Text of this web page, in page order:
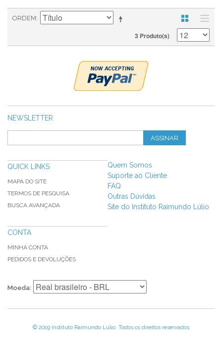
ORDEM
3 Produto(s)
NEWSLETTER
ASSINAR
QUICK LINKS
MAPA DO SITE
TERMOS DE PESQUISA
BUSCA AVANÇADA
CONTA
MINHA CONTA
PEDIDOS E DEVOLUÇÕES
Quem Somos
Suporte ao Cliente
FAQ
Outras Dúvidas
Site do Instituto Raimundo Lúlio
Moeda:
© 2019 Instituto Raimundo Lúlio. Todos os direitos reservados